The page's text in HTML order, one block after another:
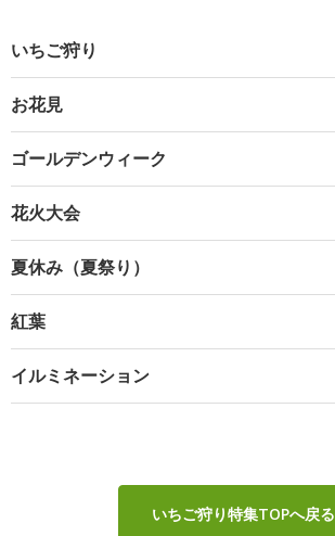
いちご狩り
お花見
ゴールデンウィーク
花火大会
夏休み（夏祭り）
紅葉
イルミネーション
いちご狩り特集TOPへ戻る